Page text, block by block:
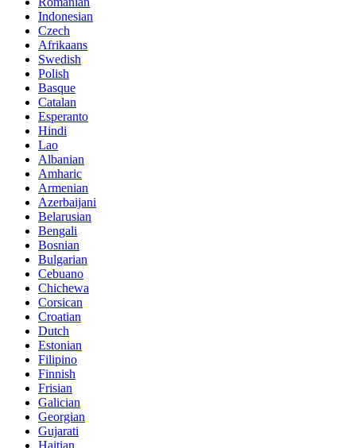
Indonesian
Czech
Afrikaans
Swedish
Polish
Basque
Catalan
Esperanto
Hindi
Lao
Albanian
Amharic
Armenian
Azerbaijani
Belarusian
Bengali
Bosnian
Bulgarian
Cebuano
Chichewa
Corsican
Croatian
Dutch
Estonian
Filipino
Finnish
Frisian
Galician
Georgian
Gujarati
Haitian